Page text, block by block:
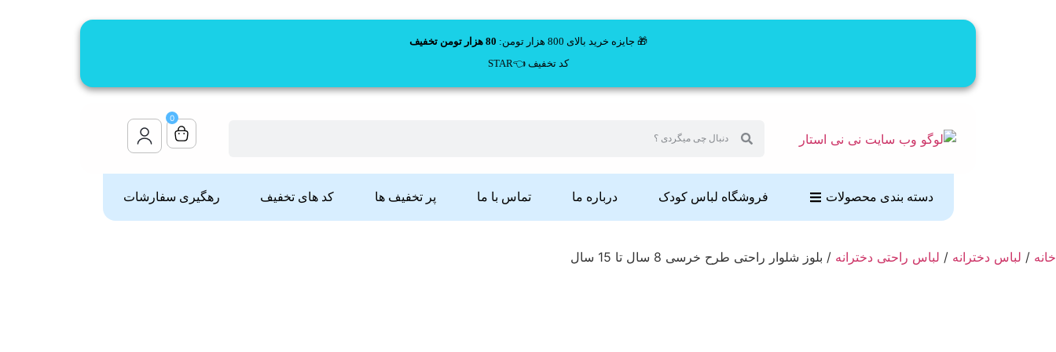
🎁 جایزه خرید بالای 800 هزار تومن:
80 هزار تومن تخفیف
کد تخفیف 👈STAR
0
دسته بندی محصولات فروشگاه لباس کودک درباره ما تماس با ما پر تخفیف ها کد های تخفیف رهگیری سفارشات
خانه / لباس دخترانه / لباس راحتی دخترانه / بلوز شلوار راحتی طرح خرسی 8 سال تا 15 سال